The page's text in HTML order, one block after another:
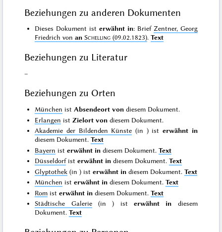
Beziehungen zu anderen Dokumenten
Dieses Dokument isterwähnt in: Brief Zentner, Georg
Friedrich vonan Schelling (09.02.1823).Text
Beziehungen zu Literatur
–
Beziehungen zu Orten
München ist Absendeort von diesem Dokument.
Erlangen istZielort von diesem Dokument.
Akademie der Bildenden Künste (in ) isterwähnt in
diesem Dokument.Text
Bayern isterwähnt in diesem Dokument.Text
Düsseldorfisterwähnt in diesem Dokument.Text
Glyptothek (in) isterwähnt in diesem Dokument.Text
München isterwähnt in diesem Dokument.Text
Rom isterwähnt in diesem Dokument.Text
Städtische Galerie(in) isterwähnt in diesem
Dokument.Text